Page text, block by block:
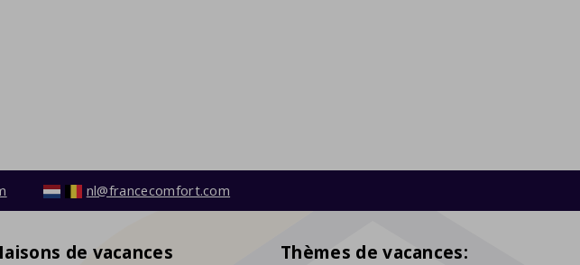
nl@francecomfort.com
de vacances Thèmes de vacances: